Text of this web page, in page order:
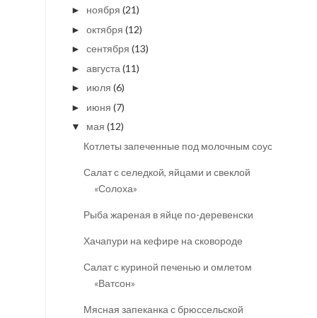
► ноября (21)
► октября (12)
► сентября (13)
► августа (11)
► июля (6)
► июня (7)
▼ мая (12)
Котлеты запеченные под молочным соусом
Салат с селедкой, яйцами и свеклой
«Солоха»
Рыба жареная в яйце по-деревенски
Хачапури на кефире на сковороде
Салат с куриной печенью и омлетом
«Ватсон»
Мясная запеканка с брюссельской